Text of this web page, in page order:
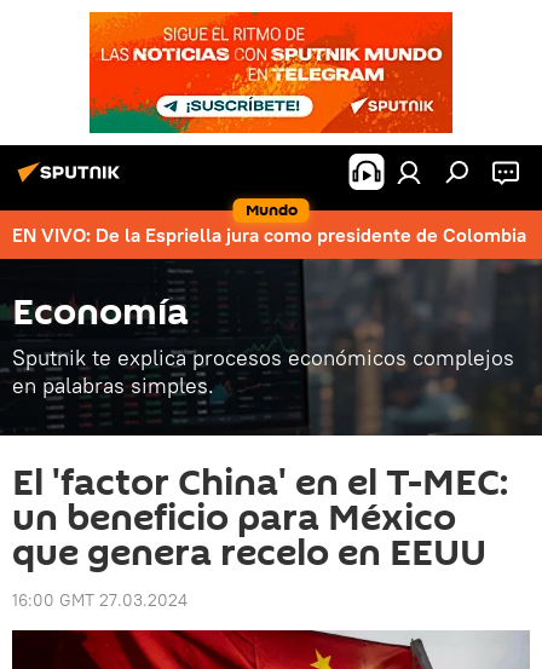
Mundo
EN VIVO: De la Espriella jura como presidente de Colombia
Economía
Sputnik te explica procesos económicos complejos
en palabras simples.
El 'factor China' en el T-MEC:
un beneficio para México
que genera recelo en EEUU
16:00 GMT 27.03.2024